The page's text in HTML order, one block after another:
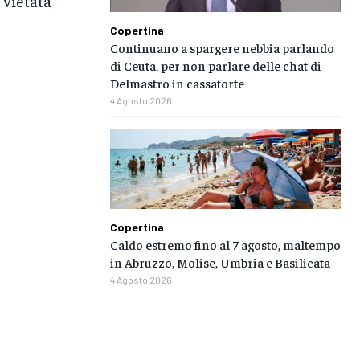
Copertina
Continuano a spargere nebbia parlando
di Ceuta, per non parlare delle chat di
Delmastro in cassaforte
4 Agosto 2026
Copertina
Caldo estremo fino al 7 agosto, maltempo
in Abruzzo, Molise, Umbria e Basilicata
4 Agosto 2026